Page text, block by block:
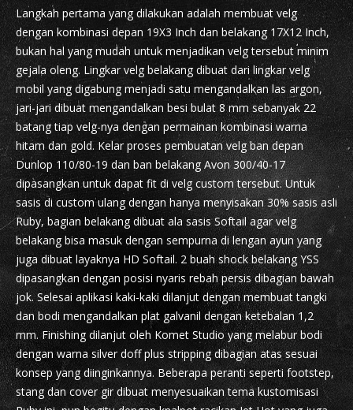
Langkah pertama yang dilakukan adalah membuat velg
dengan kombinasi depan 19X3 Inch dan belakang 17X12 Inch,
bukan hal yang mudah untuk menjadikan velg tersebut minim
gejala oleng. Lingkar velg belakang dibuat dari lingkar velg
mobil yang digabung menjadi satu mengandalkan las argon,
jari-jari dibuat mengandalkan besi bulat 8 mm sebanyak 22
batang tiap velg-nya dengan permainan kombinasi warna
hitam dan gold. Kelar proses pembuatan velg ban depan
Dunlop 110/80-19 dan ban belakang Avon 300/40-17
dipasangkan untuk dapat fit di velg custom tersebut. Untuk
sasis di custom ulang dengan hanya menyisakan 30% sasis asli
Ruby, bagian belakang dibuat ala sasis Softail agar velg
belakang bisa masuk dengan sempurna di lengan ayun yang
juga dibuat layaknya HD Softail. 2 buah shock belakang YSS
dipasangkan dengan posisi nyaris rebah persis dibagian bawah
jok. Selesai aplikasi kaki-kaki dilanjut dengan membuat tangki
dan bodi mengandalkan plat galvanil dengan ketebalan 1,2
mm. Finishing dilanjut oleh Komet Studio yang melabur bodi
dengan warna silver doff plus stripping dibagian atas sesuai
konsep yang diinginkannya. Beberapa peranti seperti footstep,
stang dan cover gir dibuat menyesuaikan tema kustomisasi